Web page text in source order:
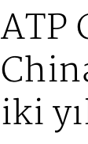
ATP
iki